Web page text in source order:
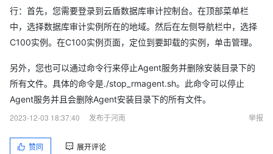
行：首先，您需要登录到云盾数据库审计控制台。在顶部菜单栏
中，选择数据库审计实例所在的地域。然后在左侧导航栏中，选择
C100实例。在C100实例页面，定位到要卸载的实例，单击管理。
另外，您也可以通过命令行来停止Agent服务并删除安装目录下的
所有文件。具体的命令是./stop_rmagent.sh。此命令可以停止
Agent服务并且会删除Agent安装目录下的所有文件。
2023-12-03 18:37:40
发布于河南 举报
赞同 展开评论